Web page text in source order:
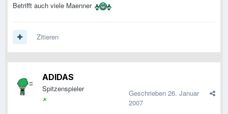
Betrifft auch viele Maenner
Zitieren
ADIDAS
Spitzenspieler Geschrieben 26. Januar
2007